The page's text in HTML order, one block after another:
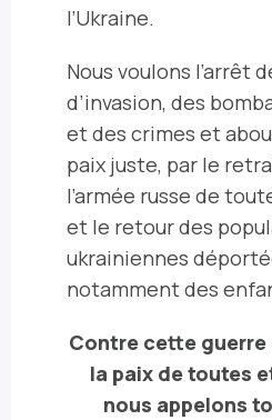
l’Ukraine.
Nous voulons l’arrêt
d’invasion, des
et des crimes et
paix juste, par le
l’armée russe de
et le retour des
ukrainiennes
notamment des
Contre cette guerre
la paix de toutes
nous appelons